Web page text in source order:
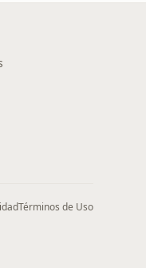
Términos de Uso